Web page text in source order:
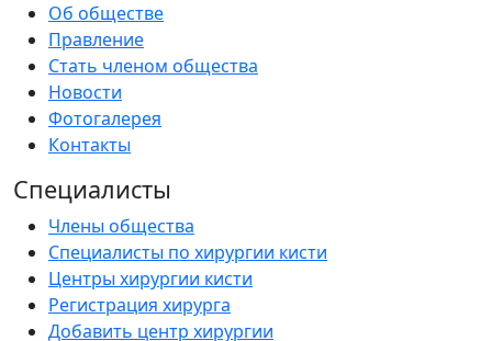
Об обществе
Правление
Стать членом общества
Новости
Фотогалерея
Контакты
Специалисты
Члены общества
Специалисты по хирургии кисти
Центры хирургии кисти
Регистрация хирурга
Добавить центр хирургии